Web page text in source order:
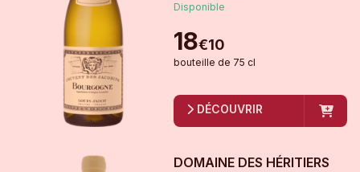
Disponible
18€10
bouteille de 75 cl
DÉCOUVRIR
DOMAINE DES HÉRITIERS